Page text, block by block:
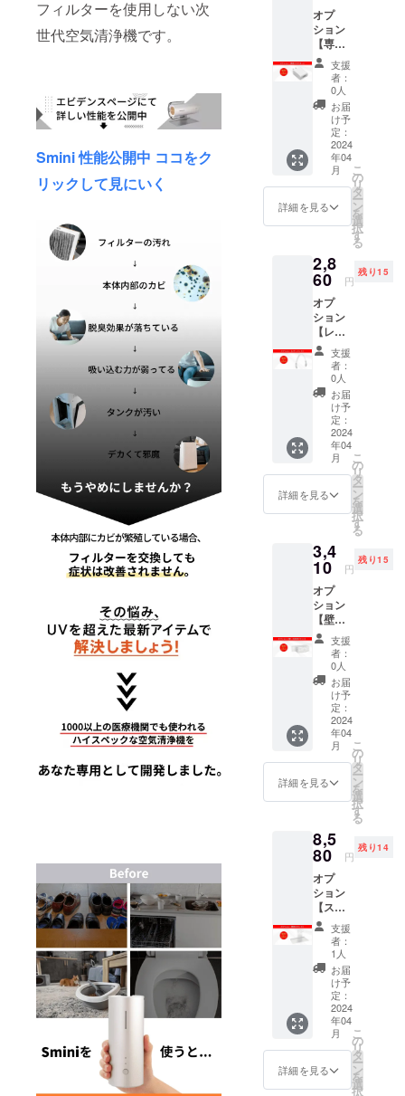
フィルターを使用しない次
世代空気清浄機です。
Smini 性能公開中 ココをク
リックして見にいく
に人気者の
商品と、研
究と改良を
重ねて生ま
れてきた商
そこに差別
はなく、私
が「これが
う愛で溢れ
ています。
便利は生活
を豊かにし
ますが、あ
なたのもと
に 「無くて
も困らない
けどあった
らサイ
コー！」 と
言わせるよ
うな商品を
と、私たち
は日々情熱
を注いでい
オプ
ション
【専用
アダプ
ター】
15名様
限定
2,200円
(税込・
送料0
円) 【自
然故障
による
6ヶ月間
保証】
PSE
（その
他法定
表示を
含む）
表示済
み ※ご
注文状
況、使
用部材
の供給
状況、
製造工
程上の
都合等
により
出荷時
期が遅
す。
※皆様の
応援購
入によ
り量産
効率が
向上し
た場
合、一
般販売
価格が
変更に
なる可
能性も
ござい
ます。
※発送は
頂きま
す。 ※
デザイ
ン・仕
様は変
更にな
る可能
性もご
ざいま
す。ご
了承く
ださ
い。
【配送
予定】
関して
は随時
支援
者：
0人
お届
け予
定：
2024
年04
月
詳細を見る
こ
の
リ
タ
ー
ン
を
選
択
す
る
2,8
60 円
残り15
オプ
ション
【レ
ザーバ
ンド】
15名様
限定
2,860円
(税込・
送料0
円) 【自
然故障
による
6ヶ月間
保証】
持ち運
利で空
間に溶
け込む
レザー
バンド
※ご注文
状況、
使用部
材の供
給状
況、製
造工程
上の都
合等に
より出
荷時期
が遅れ
す。
※皆様の
応援購
入によ
り量産
効率が
向上し
た場
合、一
般販売
価格が
変更に
なる可
能性も
ござい
ます。
※発送は
支援
者：
0人
お届
け予
定：
2024
年04
月
詳細を見る
こ
の
リ
タ
ー
ン
を
選
択
す
る
3,4
10 円
残り15
オプ
ション
【壁・
天井用
マウン
ト】 15
名様限
3,410円
(税込・
送料0
円) 【自
然故障
による
6ヶ月間
保証】
の壁や
天井に
あらか
じめ設
置して
おけ
ば、複
数の部
屋で気
軽に使
える。
※ご注文
状況、
使用部
材の供
給状
況、製
支援
者：
0人
お届
け予
定：
2024
年04
月
詳細を見る
こ
の
リ
タ
ー
ン
を
選
択
す
る
8,5
80 円
残り14
オプ
ション
【スタ
ンド】
15名様
限定
8,580円
(税込・
送料0
円) 【自
然故障
による
6ヶ月間
保証】
Sminiを
支援
者：
1人
お届
け予
定：
2024
年04
月
詳細を見る
こ
の
リ
タ
ー
ン
を
選
択